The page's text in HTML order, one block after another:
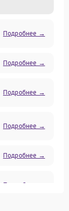
Подробнее →
Подробнее →
Подробнее →
Подробнее →
Подробнее →
Подробнее →